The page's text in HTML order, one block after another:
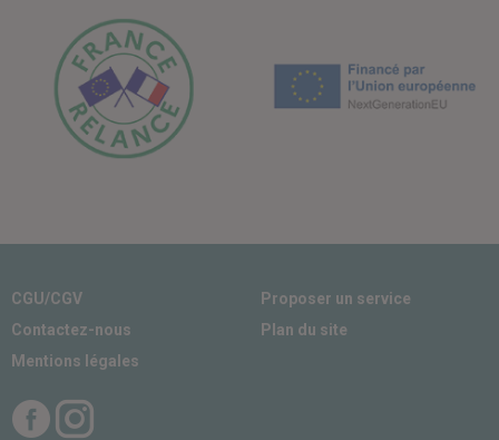
CGU/CGV
Contactez-nous
Mentions légales
Proposer un service
Plan du site